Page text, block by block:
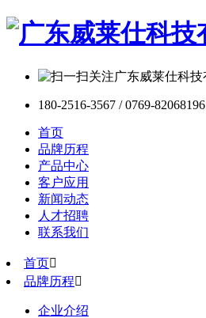
180-2516-3567 / 0769-82068196
首页
品牌历程
产品中心
客户应用
新闻动态
人才招聘
联系我们
首页
品牌历程
企业介绍